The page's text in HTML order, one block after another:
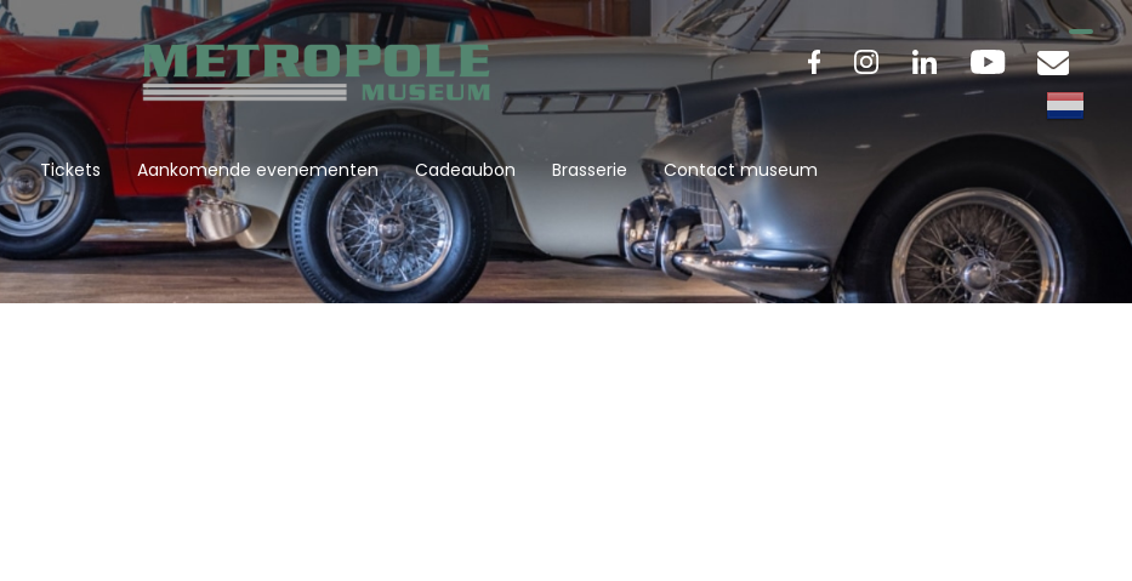
Tickets Aankomende evenementen Cadeaubon Brasserie Contact museum